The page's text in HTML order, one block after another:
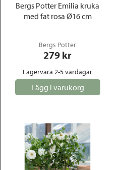
Bergs Potter Emilia kruka
med fat rosa Ø16 cm
Bergs Potter
279 kr
Lagervara 2-5 vardagar
Lägg i varukorg